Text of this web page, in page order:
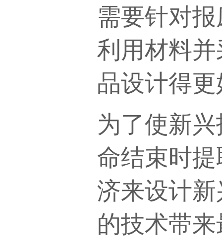
需要针对
利用材料
品设计得
为了使新
命结束时
济来设计
的技术带